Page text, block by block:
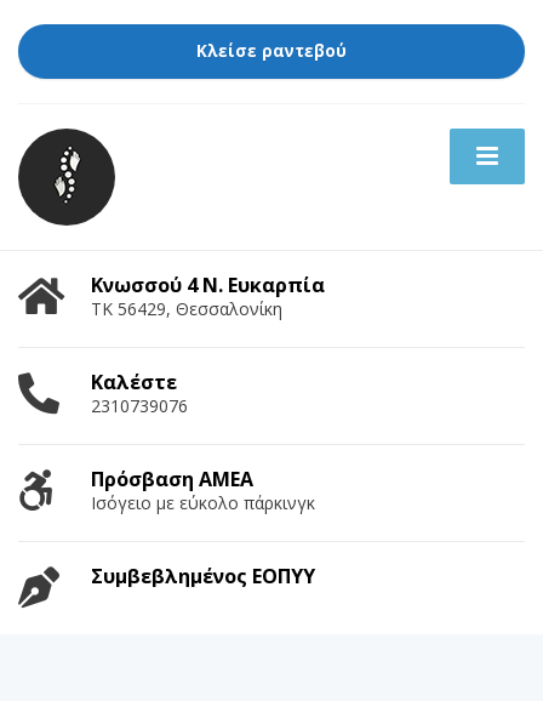
Κλείσε ραντεβού
Κνωσσού 4 Ν. Ευκαρπία
ΤΚ 56429, Θεσσαλονίκη
Καλέστε
2310739076
Πρόσβαση ΑΜΕΑ
Ισόγειο με εύκολο πάρκινγκ
Συμβεβλημένος ΕΟΠΥΥ